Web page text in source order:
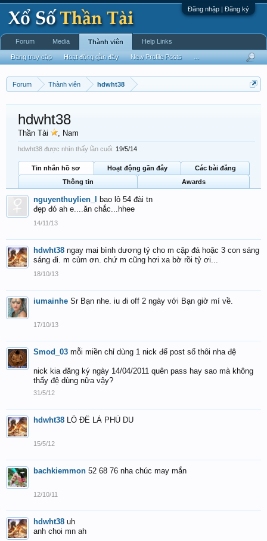
Đăng nhập | Đăng ký
Forum Thành viên hdwht38
hdwht38
Thần Tài , Nam
hdwht38 được nhìn thấy lần cuối: 19/5/14
Tin nhắn hồ sơ Hoạt động gần đây
Các bài đăng
Thông tin
Awards
nguyenthuylien_l
bao lô 54 đài tn
đẹp đó ah e....ăn chắc...hhee
14/11/13
hdwht38 ngay mai bình dương tỷ cho m cặp đá hoặc 3 con sáng
sáng đi. m củm ơn. chứ m cũng hơi xa bờ rồi tỷ ơi...
18/10/13
iumainhe Sr Bạn nhe. iu đi off 2 ngày với Bạn giờ mí về.
17/10/13
Smod_03 mỗi miền chỉ dùng 1 nick để post số thôi nha đệ
nick kia đăng ký ngày 14/04/2011 quên pass hay sao mà không
thấy đệ dùng nữa vậy?
31/5/12
hdwht38 LÔ ĐỀ LÀ PHÙ DU
15/5/12
bachkiemmon 52 68 76 nha chúc may mắn
12/10/11
hdwht38 uh
anh choi mn ah
Forum Media Thành viên
Đang truy cập Hoạt động gần đây New Profile Posts
Help Links